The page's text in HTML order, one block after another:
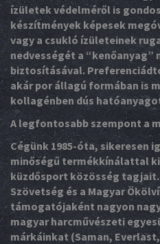
ízületek védelméről is
készítmények képesek
vagy a csukló ízületeinek
nedvességét a “kenőanyag”
biztosításával.
akár por állagú formában is
kollagénben dús
A legfontosabb szempont a
Cégünk 1985-óta, sikeresen
minőségű termékkínálattal
küzdősport közösség tagjait.
Szövetség és a Magyar
támogatójaként nagyon
magyar harcművészeti
márkáinkat (Saman,